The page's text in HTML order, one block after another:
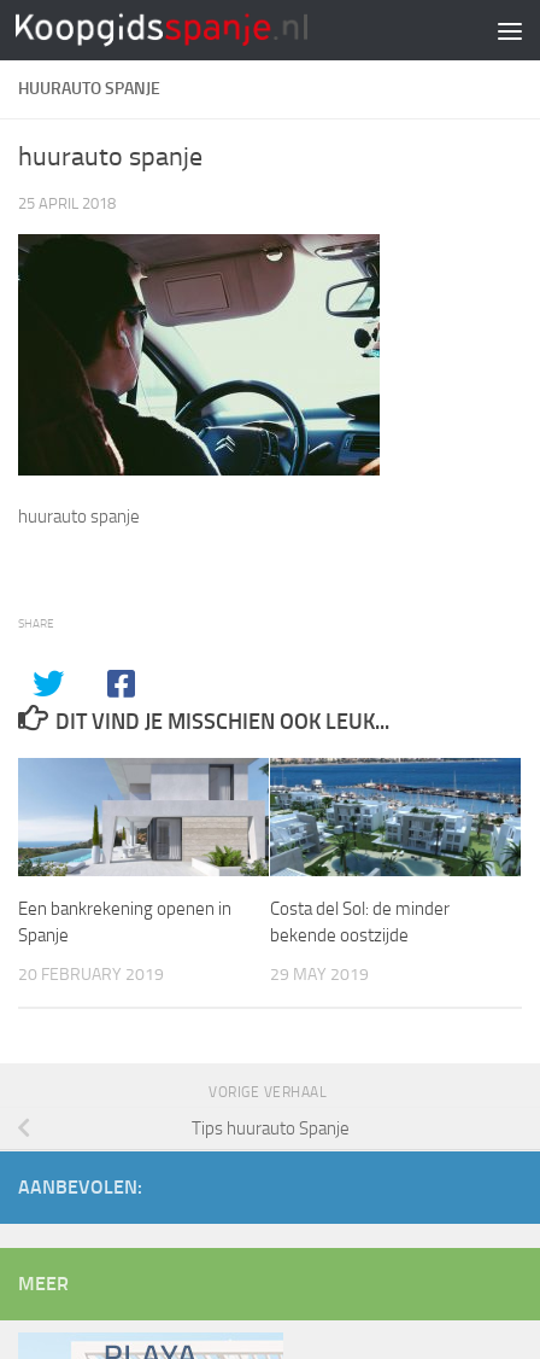
Doorgaan naar inhoud
HUURAUTO SPANJE
huurauto spanje
25 APRIL 2018
huurauto spanje
SHARE
DIT VIND JE MISSCHIEN OOK LEUK...
Een bankrekening openen in
Spanje
20 FEBRUARY 2019
Costa del Sol: de minder
bekende oostzijde
29 MAY 2019
VORIGE VERHAAL
Tips huurauto Spanje
AANBEVOLEN:
MEER